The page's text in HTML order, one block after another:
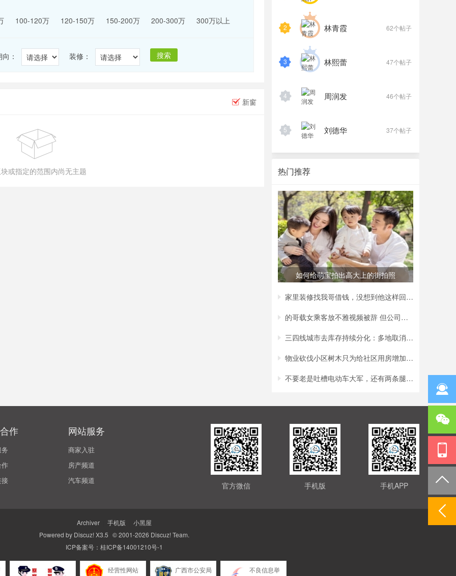
100-120万 120-150万 150-200万 200-300万 300万以上
： 装修： 搜索
新窗
或指定的范围内尚无主题
2 林青霞 62个帖子
3 林熙蕾 47个帖子
4 周润发 46个帖子
5 刘德华 37个帖子
热门推荐
如何给萌宝拍出高大上的街拍照
家里装修找我哥借钱，没想到他这样回复我，
的哥载女乘客放不雅视频被辞 但公司称非黄
三四线城市去库存持续分化：多地取消购房补
物业砍伐小区树木只为给社区用房增加采光？
不要老是吐槽电动车大军，还有两条腿的行人
作 网站服务
商家入驻
房产频道
汽车频道
手机APP
手机版
官方微信
Archiver 手机版
小黑屋
Powered by Discuz! X3.5 © 2001-2026 Discuz! Team.
ICP备案号： 桂ICP备14001210号-1
经营性网站 广西市公安局 不良信息举